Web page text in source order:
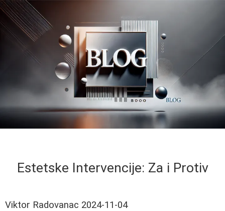
Estetske Intervencije: Za i Protiv
Viktor Radovanac 2024-11-04